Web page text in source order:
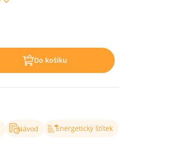
Do košíku
Návod
Energetický štítek